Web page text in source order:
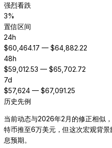
强烈看跌
3%
置信区间
24h
$60,464.17 — $64,882.22
48h
$59,012.53 — $65,702.72
7d
$57,624 — $67,091.25
历史先例
当前动态与2026年2月的修正相似
特币推至6万美元，但这次宏观背
息预期。